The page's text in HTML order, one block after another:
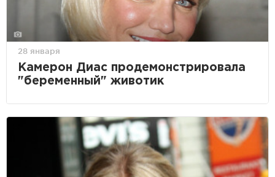
28 января
Камерон Диас продемонстрировала
"беременный" животик